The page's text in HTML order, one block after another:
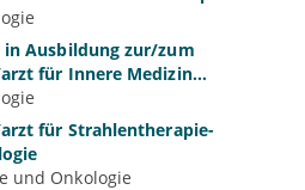
Ausbildung zur/zum
für Innere Medizin
Nephrologie, Intensivmedizin)
für Strahlentherapie-
und Onkologie